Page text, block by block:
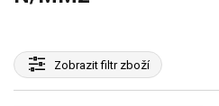
Zobrazitfiltr zboží